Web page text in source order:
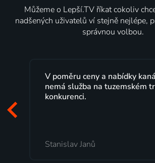
Můžeme o Lepší.TV říkat cokoliv
nadšených uživatelů ví stejně nejlépe,
správnou volbou.
Lepší.TV sleduji už několik
maximální spokojeností.
programů a nemuset běžet
Milada Tomešová